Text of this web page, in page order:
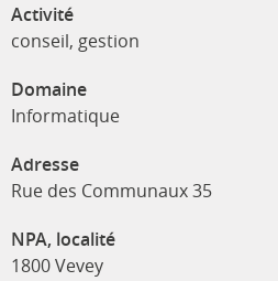
Activité
conseil, gestion
Domaine
Informatique
Adresse
Rue des Communaux 35
NPA, localité
1800 Vevey